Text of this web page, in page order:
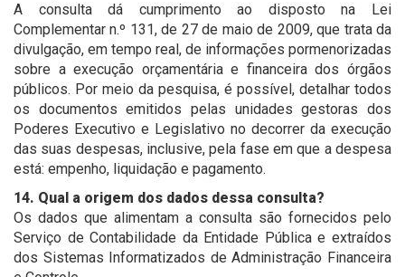
A consulta dá cumprimento ao disposto na Lei
Complementar n.º 131, de 27 de maio de 2009, que trata da
divulgação, em tempo real, de informações pormenorizadas
sobre a execução orçamentária e financeira dos órgãos
públicos. Por meio da pesquisa, é possível, detalhar todos
os documentos emitidos pelas unidades gestoras dos
Poderes Executivo e Legislativo no decorrer da execução
das suas despesas, inclusive, pela fase em que a despesa
está: empenho, liquidação e pagamento.
14. Qual a origem dos dados dessa consulta?
Os dados que alimentam a consulta são fornecidos pelo
Serviço de Contabilidade da Entidade Pública e extraídos
dos Sistemas Informatizados de Administração Financeira